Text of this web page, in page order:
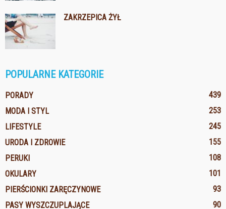
ZAKRZEPICA ŻYŁ
POPULARNE KATEGORIE
PORADY
439
MODA I STYL
253
LIFESTYLE
245
URODA I ZDROWIE
155
PERUKI
108
OKULARY
101
PIERŚCIONKI ZARĘCZYNOWE
93
PASY WYSZCZUPLAJĄCE
90